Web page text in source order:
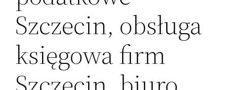
Szczecin, obsługa
księgowa firm